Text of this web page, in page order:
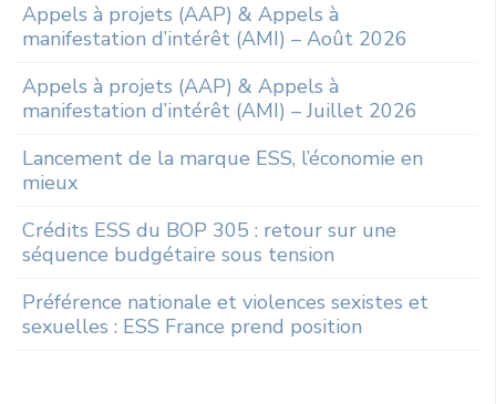
Appels à projets (AAP) & Appels à
manifestation d’intérêt (AMI) – Août 2026
Appels à projets (AAP) & Appels à
manifestation d’intérêt (AMI) – Juillet 2026
Lancement de la marque ESS, l’économie en
mieux
Crédits ESS du BOP 305 : retour sur une
séquence budgétaire sous tension
Préférence nationale et violences sexistes et
sexuelles : ESS France prend position